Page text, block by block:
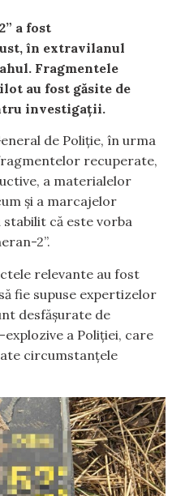
a fost
în extravilanul
Fragmentele
au fost găsite de
investigații.
de Poliție, în urma
recuperate,
a materialelor
și a marcajelor
că este vorba
2”.
relevante au fost
fie supuse expertizelor
desfășurate de
a Poliției, care
circumstanțele